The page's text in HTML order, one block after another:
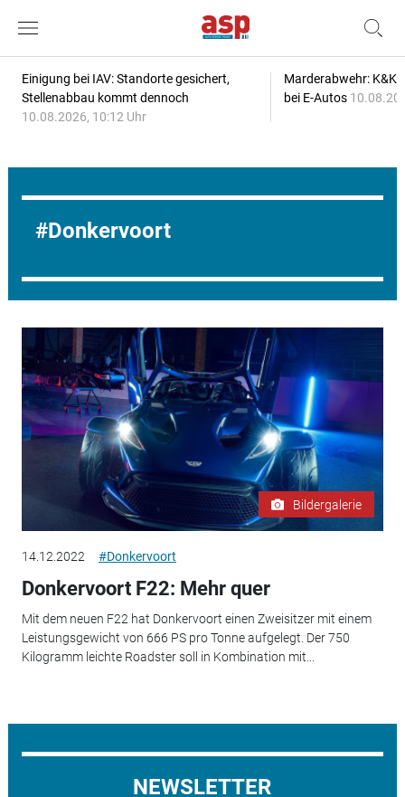
Einigung bei IAV: Standorte gesichert,
Stellenabbau kommt dennoch
10.08.2026, 10:12 Uhr
Marderabwehr: K&K
bei E-Autos
Donkervoort
Bildergalerie
14.12.2022 #Donkervoort
Donkervoort F22: Mehr quer
Mit dem neuen F22 hat Donkervoort einen Zweisitzer mit einem
Leistungsgewicht von 666 PS pro Tonne aufgelegt. Der 750
Kilogramm leichte Roadster soll in Kombination mit...
NEWSLETTER